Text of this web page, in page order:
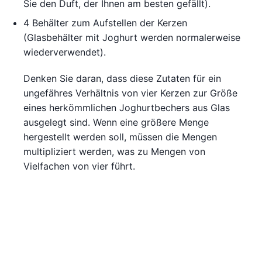
Sie den Duft, der Ihnen am besten gefällt).
4 Behälter zum Aufstellen der Kerzen
(Glasbehälter mit Joghurt werden normalerweise
wiederverwendet).
Denken Sie daran, dass diese Zutaten für ein
ungefähres Verhältnis von vier Kerzen zur Größe
eines herkömmlichen Joghurtbechers aus Glas
ausgelegt sind. Wenn eine größere Menge
hergestellt werden soll, müssen die Mengen
multipliziert werden, was zu Mengen von
Vielfachen von vier führt.